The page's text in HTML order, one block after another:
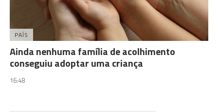
PAÍS
Ainda nenhuma família de acolhimento
conseguiu adoptar uma criança
16:48